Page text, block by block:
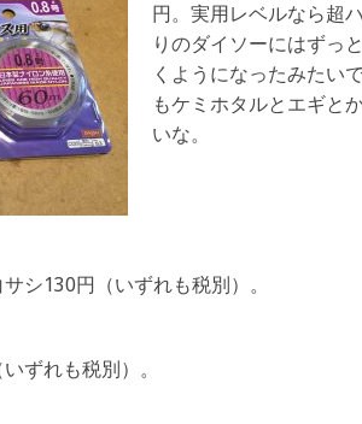
円。実用レベルなら超
りのダイソーにはずっ
くようになったみたい
もケミホタルとエギと
いな。
シ130円（いずれも税別）。
ずれも税別）。